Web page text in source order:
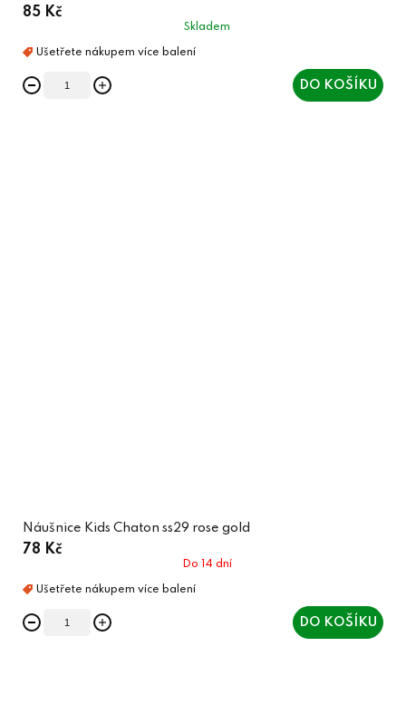
85 Kč
Skladem
DO KOŠÍKU
Náušnice Kids Chaton ss29 rose gold
78 Kč
Do 14 dní
DO KOŠÍKU